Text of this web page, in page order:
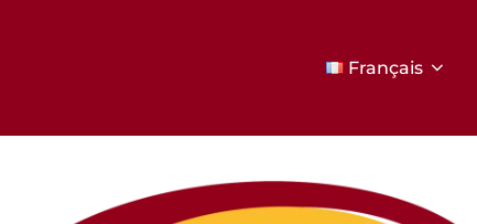
Français